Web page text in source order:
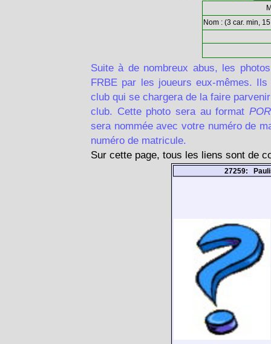
Nom : (3 car. min,
Suite à de nombreux abus, les
FRBE par les joueurs eux-mêmes.
club qui se chargera de la faire
club. Cette photo sera au format
sera nommée avec votre numéro de
numéro de matricule.
Sur cette page, tous les liens sont de
27259: